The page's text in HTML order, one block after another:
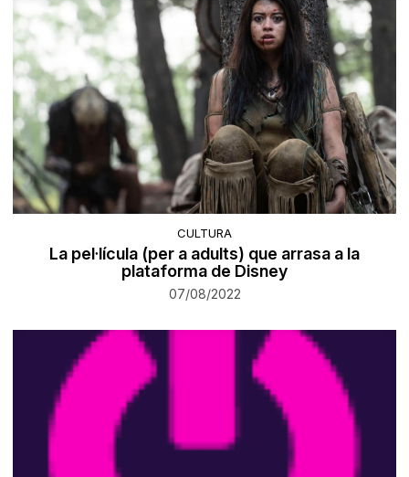
CULTURA
La pel·lícula (per a adults) que arrasa a la
plataforma de Disney
07/08/2022